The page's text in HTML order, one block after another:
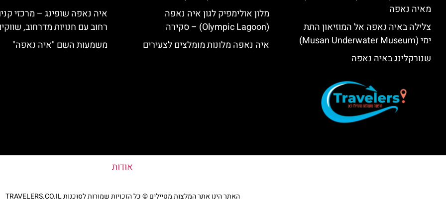
מאיה נאפה
צלילה באיה נאפה אל המוזיאון התת
ימי (Musan Underwater Museum)
שנורקלינג באיה נאפה
מלון אולימפיק לגון איה נאפה
(Olympic Lagoon) – סקירה
איה נאפה מלונות מומלצים לצעירים
איה נאפה שופינג – מרכזי
רחוב עם חנויות מדרחוב,
משמעות השם "איה נאפה"
אודות
האתר הינו אתר המלצות מטיילים © כל הזכויות שמורות לסוכנות TRAVELERS.CO.IL